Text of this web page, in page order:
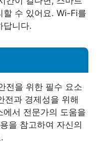
할 수 있어요. Wi-Fi를
답니다.
전을 위한 필수 요소
전과 경제성을 위해
서 전문가의 도움을
을 참고하여 자신의